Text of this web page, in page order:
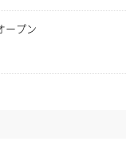
ープン